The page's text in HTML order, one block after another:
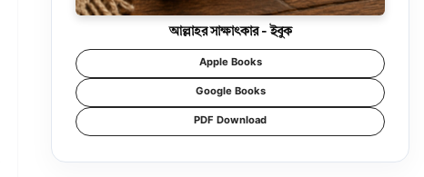
আল্লাহর সাক্ষাৎকার - ইবুক
Apple Books
Google Books
PDF Download